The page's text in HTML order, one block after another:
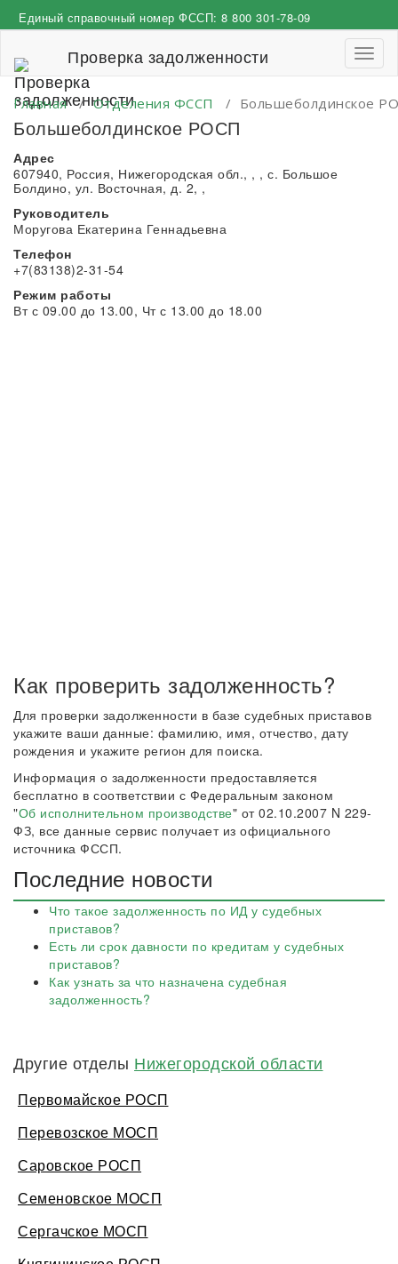
к
Единый справочный номер ФССП: 8 800 301-78-09
Проверка задолженности
Главная/Отделения ФССП / Большеболдинское
Большеболдинское РОСП
Адрес
607940, Россия, Нижегородская обл., , , с. Большое
Болдино, ул. Восточная, д. 2, ,
Руководитель
Моругова Екатерина Геннадьевна
Телефон
+7(83138)2-31-54
Режим работы
Вт с 09.00 до 13.00, Чт с 13.00 до 18.00
Как проверить задолженность?
Для проверки задолженности в базе судебных приставов
укажите ваши данные: фамилию, имя, отчество, дату
рождения и укажите регион для поиска.
Информация о задолженности предоставляется
бесплатно в соответствии с Федеральным законом
"Об исполнительном производстве" от 02.10.2007 N 229-
ФЗ, все данные сервис получает из официального
источника ФССП.
Последние новости
Что такое задолженность по ИД у судебных
приставов?
Есть ли срок давности по кредитам у судебных
приставов?
Как узнать за что назначена судебная
задолженность?
Другие отделы Нижегородской области
Первомайское РОСП
Перевозское МОСП
Саровское РОСП
Семеновское МОСП
Сергачское МОСП